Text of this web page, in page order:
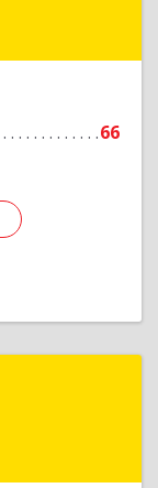
66
г, Дружбы
Вадим